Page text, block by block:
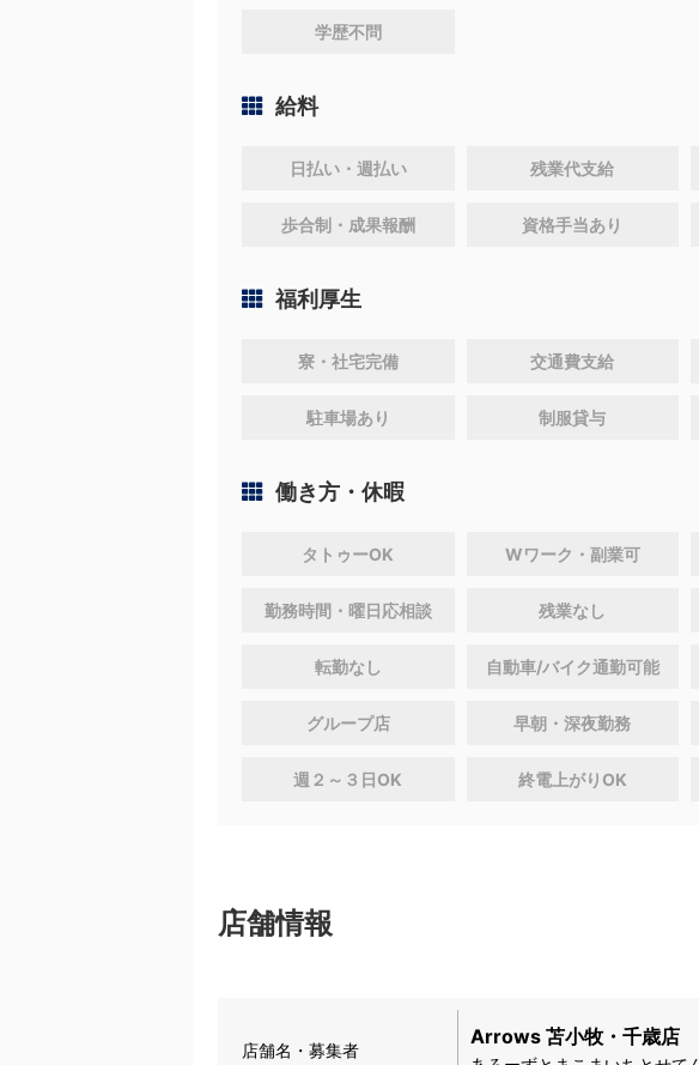
学歴不問
給料
日払い・週払い 残業代支給
歩合制・成果報酬 資格手当あり
福利厚生
寮・社宅完備 交通費支給
駐車場あり 制服貸与
働き方・休暇
タトゥーOK Wワーク・副業可
勤務時間・曜日応相談 残業なし
転勤なし 自動車/バイク通勤可能
グループ店 早朝・深夜勤務
週２～３日OK 終電上がりOK
店舗情報
店舗名・募集者
Arrows 苫小牧・千歳店